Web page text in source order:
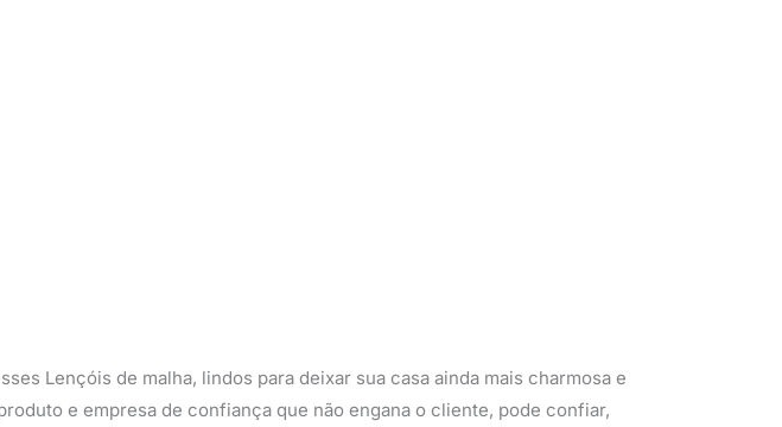
Lençóis de malha, lindos para deixar sua casa ainda mais charmosa e
e empresa de confiança que não engana o cliente, pode confiar,